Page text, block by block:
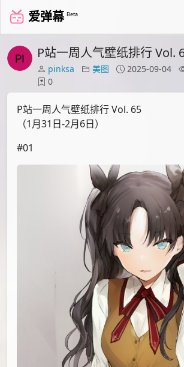
爱弹幕 Beta
P站一周人气壁纸排行 Vol.
pinksa 美图 2025-09-04
0
P站一周人气壁纸排行 Vol. 65
（1月31日-2月6日）
#01